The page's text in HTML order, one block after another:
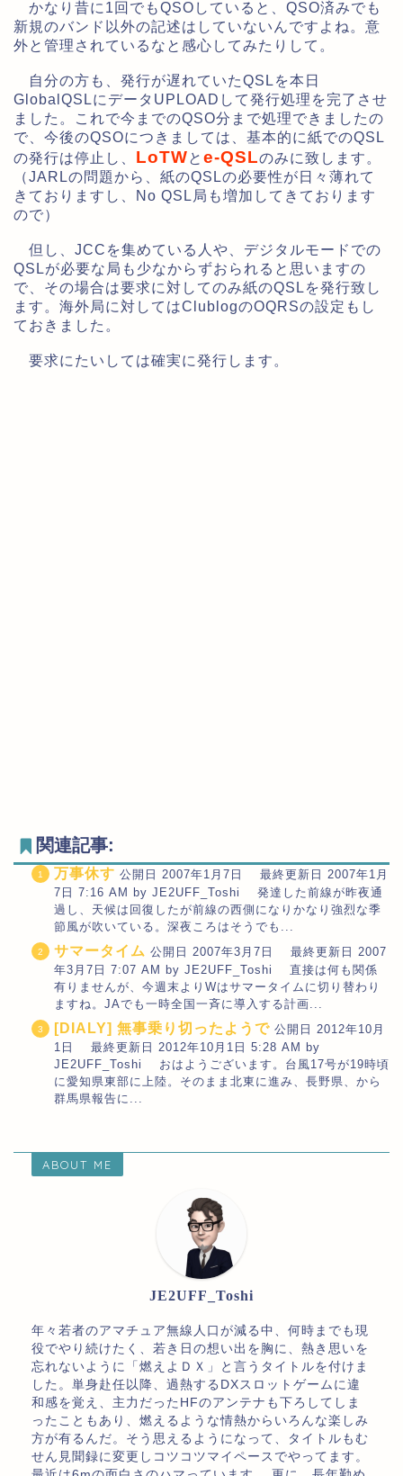
かなり昔に1回でもQSOしていると、QSO済みでも
新規のバンド以外の記述はしていないんですよね。意
外と管理されているなと感心してみたりして。
自分の方も、発行が遅れていたQSLを本日
GlobalQSLにデータUPLOADして発行処理を完了させ
ました。これで今までのQSO分まで処理できましたの
で、今後のQSOにつきましては、基本的に紙でのQSL
の発行は停止し、 LoTWと e-QSLのみに致します。
（JARLの問題から、紙のQSLの必要性が日々薄れて
きておりますし、No QSL局も増加してきております
ので）
但し、JCCを集めている人や、デジタルモードでの
QSLが必要な局も少なからずおられると思いますの
で、その場合は要求に対してのみ紙のQSLを発行致し
ます。海外局に対してはClublogのOQRSの設定もし
ておきました。
要求にたいしては確実に発行します。
関連記事:
万事休す 公開日 2007年1月7日 最終更新日 2007年1月
7日 7:16 AM by JE2UFF_Toshi 発達した前線が昨夜通
過し、天候は回復したが前線の西側になりかなり強烈な季
節風が吹いている。深夜ころはそうでも...
サマータイム 公開日 2007年3月7日 最終更新日 2007
年3月7日 7:07 AM by JE2UFF_Toshi 直接は何も関係
有りませんが、今週末よりWはサマータイムに切り替わり
ますね。JAでも一時全国一斉に導入する計画...
[DIALY] 無事乗り切ったようで 公開日 2012年10月
1日 最終更新日 2012年10月1日 5:28 AM by
JE2UFF_Toshi おはようございます。台風17号が19時頃
に愛知県東部に上陸。そのまま北東に進み、長野県、から
群馬県報告に...
ABOUT ME
JE2UFF_Toshi
年々若者のアマチュア無線人口が減る中、何時までも現
役でやり続けたく、若き日の想い出を胸に、熱き思いを
忘れないように「燃えよＤＸ」と言うタイトルを付けま
した。単身赴任以降、過熱するDXスロットゲームに違
和感を覚え、主力だったHFのアンテナも下ろしてしま
ったこともあり、燃えるような情熱からいろんな楽しみ
方が有るんだ。そう思えるようになって、タイトルもむ
せん見聞録に変更しコツコツマイペースでやってます。